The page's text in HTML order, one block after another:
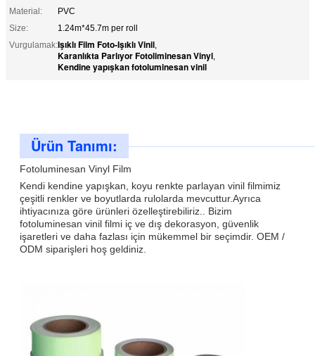
Material:
PVC
Size:
1.24m*45.7m per roll
Vurgulamak:Işıklı Film Foto-Işıklı Vinil,
Karanlıkta Parlıyor Fotoliminesan Vinyl,
Kendine yapışkan fotoluminesan vinil
Ürün Tanımı:
Fotoluminesan Vinyl Film
Kendi kendine yapışkan, koyu renkte parlayan vinil filmimiz
çeşitli renkler ve boyutlarda rulolarda mevcuttur.Ayrıca
ihtiyacınıza göre ürünleri özelleştirebiliriz.. Bizim
fotoluminesan vinil filmi iç ve dış dekorasyon, güvenlik
işaretleri ve daha fazlası için mükemmel bir seçimdir. OEM /
ODM siparişleri hoş geldiniz.